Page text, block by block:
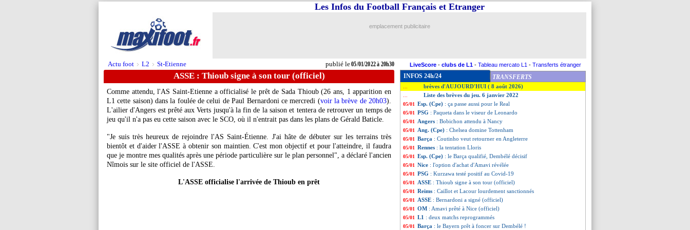
Actu foot > L2 > St-Etienne publié le05/01/2022 à 20h30
Les Infos du Football Français et Etranger
emplacement publicitaire
LiveScore - clubs de L1 - Tableau mercato L1 - Transferts étranger
ASSE : Thioub signe à son tour (officiel)
Comme attendu, l'AS Saint-Etienne a officialisé le prêt de Sada Thioub (26 ans, 1 apparition en
L1 cette saison) dans la foulée de celui de Paul Bernardoni ce mercredi (voir la brève de 20h03).
L'ailier d'Angers est prêté aux Verts jusqu'à la fin de la saison et tentera de retrouver un temps de
jeu qu'il n'a pas eu cette saison avec le SCO, où il n'entrait pas dans les plans de Gérald Baticle.
"Je suis très heureux de rejoindre l'AS Saint-Étienne. J'ai hâte de débuter sur les terrains très
bientôt et d'aider l'ASSE à obtenir son maintien. C'est mon objectif et pour l'atteindre, il faudra
que je montre mes qualités après une période particulière sur le plan personnel", a déclaré l'ancien
Nîmois sur le site officiel de l'ASSE.
L'ASSE officialise l'arrivée de Thioub en prêt
INFOS 24h/24 TRANSFERTS
brèves d'AUJOURD'HUI ( 8 août 2026)
Liste des brèves du jeu. 6 janvier 2022
05/01 Esp. (Cpe) : ça passe aussi pour le Real
05/01 PSG : Paqueta dans le viseur de Leonardo
05/01 Angers : Bobichon attendu à Nancy
05/01 Ang. (Cpe) : Chelsea domine Tottenham
05/01 Barça : Coutinho veut retourner en Angleterre
05/01 Rennes : la tentation Lloris
05/01 Esp. (Cpe) : le Barça qualifié, Dembélé décisif
05/01 Nice : l'option d'achat d'Amavi révélée
05/01 PSG : Kurzawa testé positif au Covid-19
05/01 ASSE : Thioub signe à son tour (officiel)
05/01 Reims : Caillot et Lacour lourdement sanctionnés
05/01 ASSE : Bernardoni a signé (officiel)
05/01 OM : Amavi prêté à Nice (officiel)
05/01 L1 : deux matchs reprogrammés
05/01 Barça : le Bayern prêt à foncer sur Dembélé !